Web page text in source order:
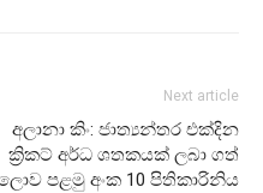
Next article
අලානා කිං: ජාත්‍යන්තර එක්දින
ක්‍රිකට් අර්ධ ශතකයක් ලබා ගත්
පළමු අංක 10 පිතිකාරිනිය